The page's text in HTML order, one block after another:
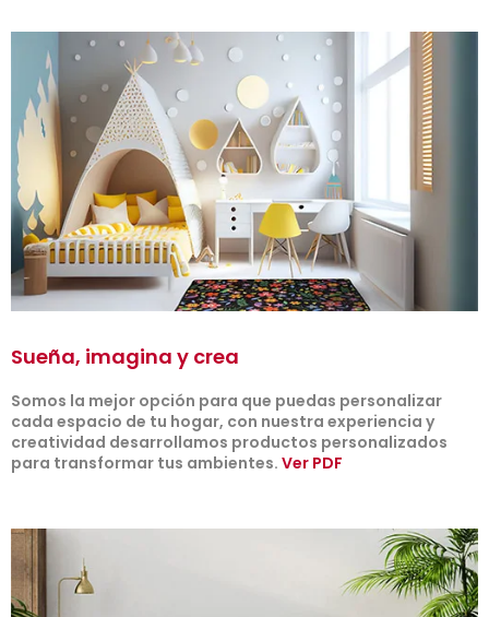
Sueña, imagina y crea
Somos la mejor opción para que puedas personalizar
cada espacio de tu hogar, con nuestra experiencia y
creatividad desarrollamos productos personalizados
para transformar tus ambientes. Ver PDF